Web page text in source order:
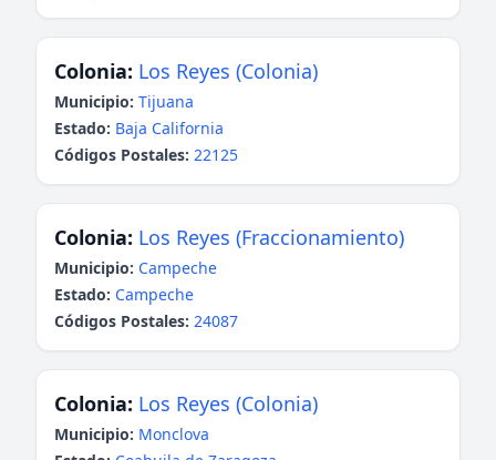
Colonia: Los Reyes (Colonia)
Municipio: Tijuana
Estado: Baja California
Códigos Postales: 22125
Colonia: Los Reyes (Fraccionamiento)
Municipio: Campeche
Estado: Campeche
Códigos Postales: 24087
Colonia: Los Reyes (Colonia)
Municipio: Monclova